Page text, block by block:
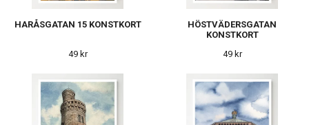
HARÅSGATAN 15 KONSTKORT
49 kr
HÖSTVÄDERSGATAN
KONSTKORT
49 kr